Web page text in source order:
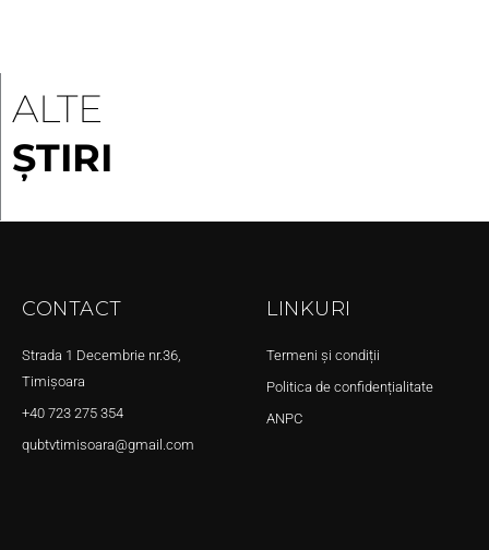
ALTE
ȘTIRI
CONTACT
Strada 1 Decembrie nr.36,
Timișoara
+40 723 275 354
qubtvtimisoara@gmail.com
LINKURI
Termeni și condiții
Politica de confidențialitate
ANPC